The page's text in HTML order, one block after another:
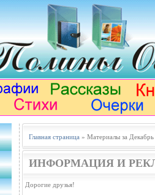
Главная страница » Материалы за
ИНФОРМАЦИЯ И
Дорогие друзья!